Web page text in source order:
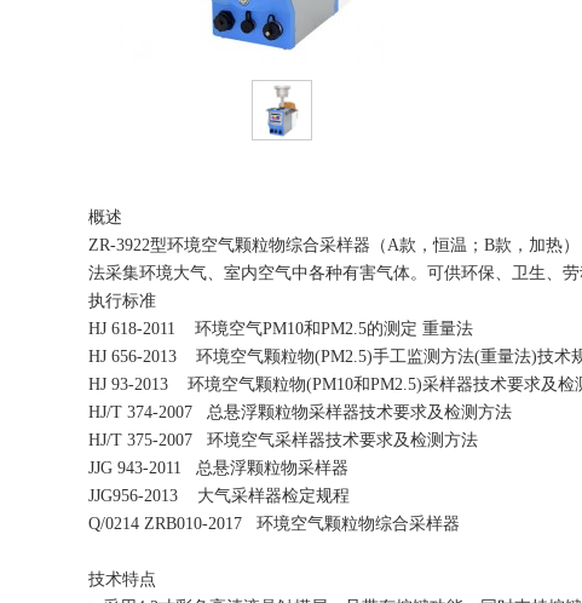
概述
ZR-3922型环境空气颗粒物综合采样器（A款，恒温；B款，加热
法采集环境大气、室内空气中各种有害气体。可供环保、卫生、
执行标准
HJ 618-2011 环境空气PM10和PM2.5的测定 重量法
HJ 656-2013 环境空气颗粒物(PM2.5)手工监测方法(重量法)技术
HJ 93-2013 环境空气颗粒物(PM10和PM2.5)采样器技术要求及检
HJ/T 374-2007 总悬浮颗粒物采样器技术要求及检测方法
HJ/T 375-2007 环境空气采样器技术要求及检测方法
JJG 943-2011 总悬浮颗粒物采样器
JJG956-2013 大气采样器检定规程
Q/0214 ZRB010-2017 环境空气颗粒物综合采样器
技术特点